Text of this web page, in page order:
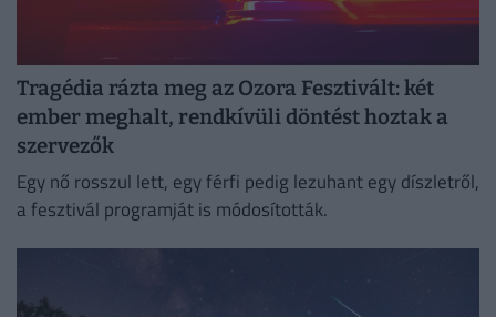
Tragédia rázta meg az Ozora Fesztivált: két
ember meghalt, rendkívüli döntést hoztak a
szervezők
Egy nő rosszul lett, egy férfi pedig lezuhant egy díszletről,
a fesztivál programját is módosították.